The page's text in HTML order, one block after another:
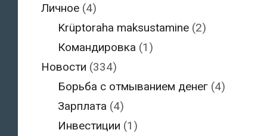
Личное(4)
Krüptoraha maksustamine (2)
Командировка (1)
Новости (334)
Борьба с отмыванием денег (4)
Зарплата (4)
Инвестиции (1)